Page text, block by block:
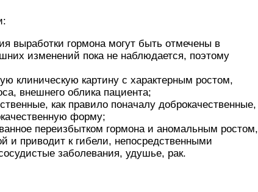
выработки гормона могут быть отмечены в
изменений пока не наблюдается, поэтому
клиническую картину с характерным ростом,
внешнего облика пациента;
как правило поначалу доброкачественные,
форму;
переизбытком гормона и аномальным ростом,
и приводит к гибели, непосредственными
заболевания, удушье, рак.